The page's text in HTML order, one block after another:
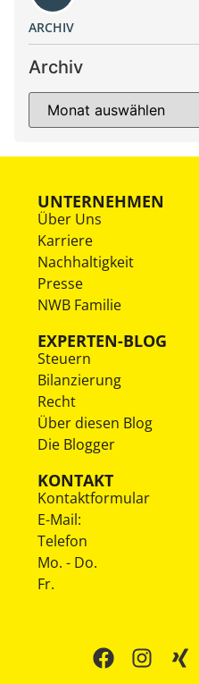
ARCHIV
Archiv
UNTERNEHMEN
Über Uns
Karriere
Nachhaltigkeit
Presse
NWB Familie
EXPERTEN-BLOG
Steuern
Bilanzierung
Recht
Über diesen Blog
Die Blogger
KONTAKT
Kontaktformular
E-Mail:
Telefon
Mo. - Do.
Fr.